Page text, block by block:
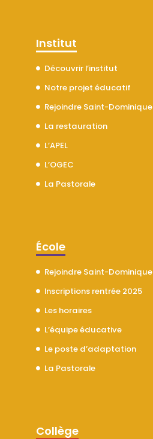
Institut
Découvrir l’institut
Notre projet éducatif
Rejoindre Saint-Dominique
La restauration
L’APEL
L’OGEC
La Pastorale
École
Rejoindre Saint-Dominique
Inscriptions rentrée 2025
Les horaires
L’équipe éducative
Le poste d’adaptation
La Pastorale
Collège